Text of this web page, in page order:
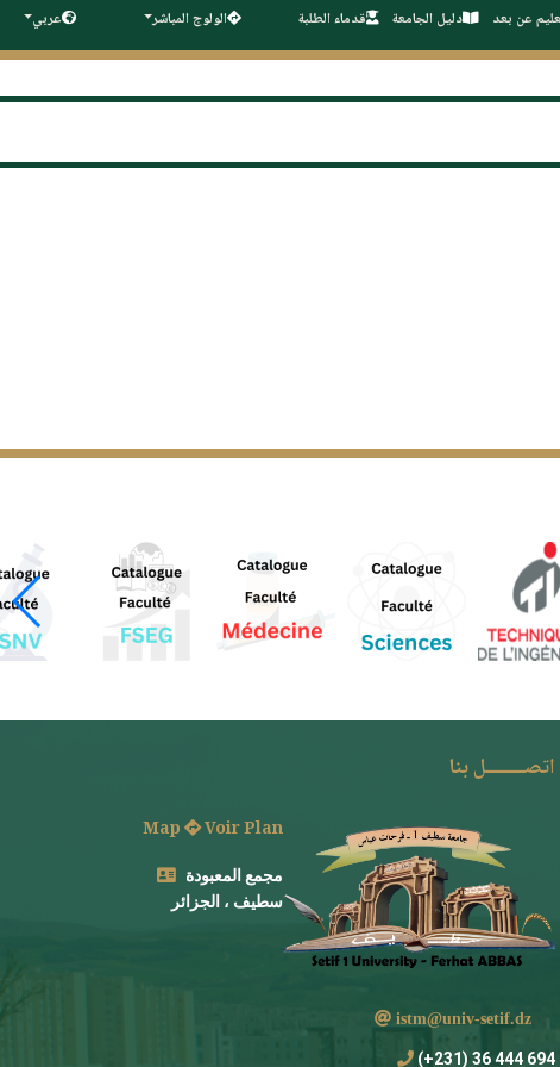
عن بعد دليل الجامعة قدماء الطلبة الولوج المباشر عربي
اتصــــــــل بنا
Map Voir Plan
مجمع المعبودة
سطيف ، الجزائر
istm@univ-setif.dz
694 444 36 (231+)